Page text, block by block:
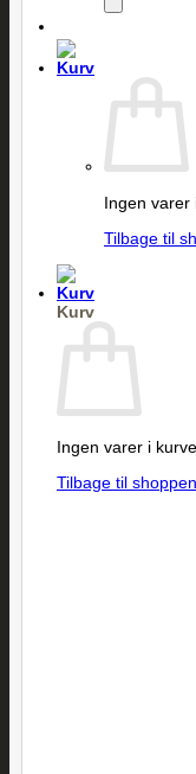
Ingen varer
Tilbage til
Kurv
Ingen varer i
Tilbage til shoppen